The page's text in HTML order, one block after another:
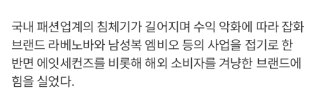
국내 패션업계의 침체기가 길어지며 수익 악화에 따라 잡화
브랜드 라베노바와 남성복 엠비오 등의 사업을 접기로 한
반면 에잇세컨즈를 비롯해 해외 소비자를 겨냥한 브랜드에
힘을 실었다.